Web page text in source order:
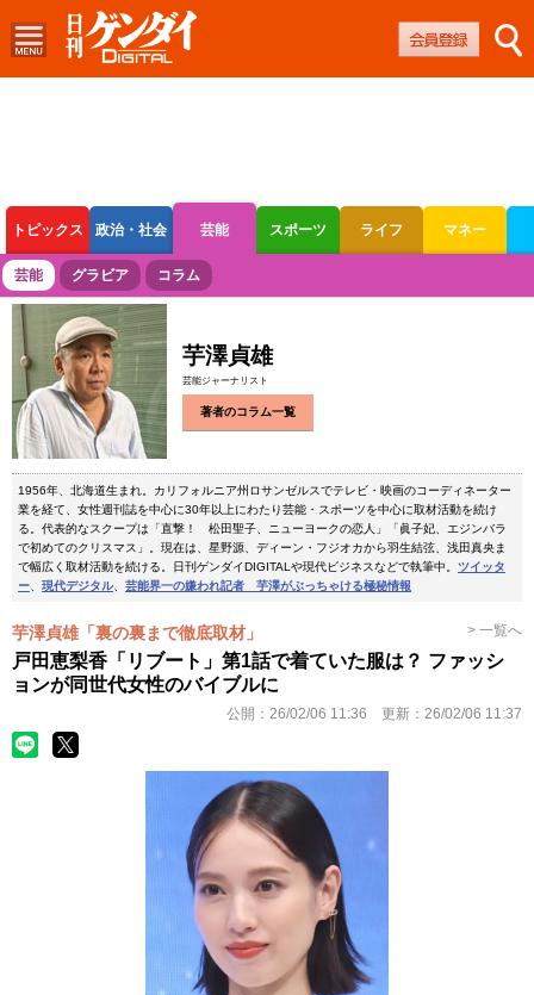
トピックス 政治・社会 芸能 スポーツ ライフ マネー
ボートレース 競輪 オートレース
芸能 グラビア コラム
芋澤貞雄
芸能ジャーナリスト
著者のコラム一覧
1956年、北海道生まれ。カリフォルニア州ロサンゼルスでテレビ・映画のコーディネーター
業を経て、女性週刊誌を中心に30年以上にわたり芸能・スポーツを中心に取材活動を続け
る。代表的なスクープは「直撃！ 松田聖子、ニューヨークの恋人」「眞子妃、エジンバラ
で初めてのクリスマス」。現在は、星野源、ディーン・フジオカから羽生結弦、浅田真央ま
で幅広く取材活動を続ける。日刊ゲンダイDIGITALや現代ビジネスなどで執筆中。 ツイッタ
ー
現代デジタル、 芸能界一の嫌われ記者 芋澤がぶっちゃける極秘情報
芋澤貞雄「裏の裏まで徹底取材」 > 一覧へ
戸田恵梨香「リブート」第1話で着ていた服は？ ファッシ
ョンが同世代女性のバイブルに
公開： 26/02/06 11:36 更新： 26/02/06 11:37